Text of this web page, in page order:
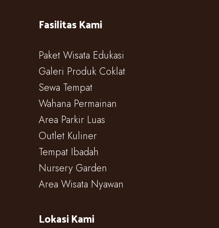
Fasilitas Kami
Paket Wisata Edukasi
Galeri Produk Coklat
Sewa Tempat
Wahana Permainan
Area Parkir Luas
Outlet Kuliner
Tempat Ibadah
Nursery Garden
Area Wisata Nyawan
Lokasi Kami